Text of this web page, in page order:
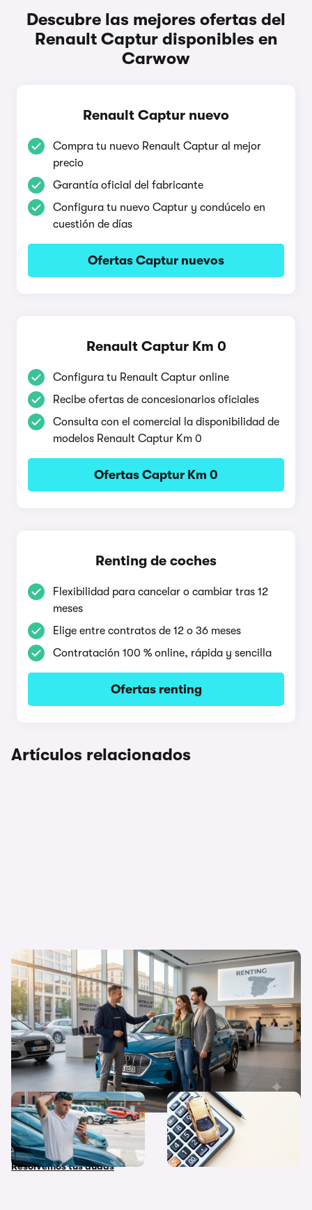
Descubre las mejores ofertas del
Renault Captur disponibles en
Carwow
Renault Captur nuevo
Compra tu nuevo Renault Captur al mejor
precio
Garantía oficial del fabricante
Configura tu nuevo Captur y condúcelo en
cuestión de días
Ofertas Captur nuevos
Renault Captur Km 0
Configura tu Renault Captur online
Recibe ofertas de concesionarios oficiales
Consulta con el comercial la disponibilidad de
modelos Renault Captur Km 0
Ofertas Captur Km 0
Renting de coches
Flexibilidad para cancelar o cambiar tras 12
meses
Elige entre contratos de 12 o 36 meses
Contratación 100 % online, rápida y sencilla
Ofertas renting
Artículos relacionados
Flexibilidad o propiedad: ¿Por qué el
renting triunfa cada vez más en España?
¿Qué diferencias hay entre
coche nuevo, coche de
stock y coche de Km 0?
Resolvemos tus dudas
Quiero un coche nuevo… ¿lo
pago al contado o financio
su compra?